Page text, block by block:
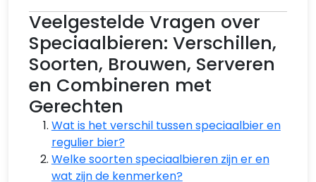
Veelgestelde Vragen over
Speciaalbieren: Verschillen,
Soorten, Brouwen, Serveren
en Combineren met
Gerechten
Wat is het verschil tussen speciaalbier en
regulier bier?
Welke soorten speciaalbieren zijn er en
wat zijn de kenmerken?